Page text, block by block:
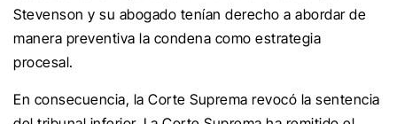
Stevenson y su abogado tenían derecho a abordar de
manera preventiva la condena como estrategia
procesal.
En consecuencia, la Corte Suprema revocó la sentencia